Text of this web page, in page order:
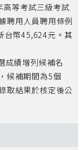
等考試三級考試
聘用人員聘用條例
台幣45,624元。其
成績增列候補名
候補期間為5個
取結果於核定後公